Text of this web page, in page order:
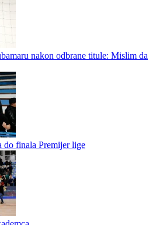
iz Graca
iz Cazina Darko Milanović novi je
je potvrđeno danas. Milanović je
se može osvojiti, dva puta zaredom
nakon odbrane titule: Mislim da